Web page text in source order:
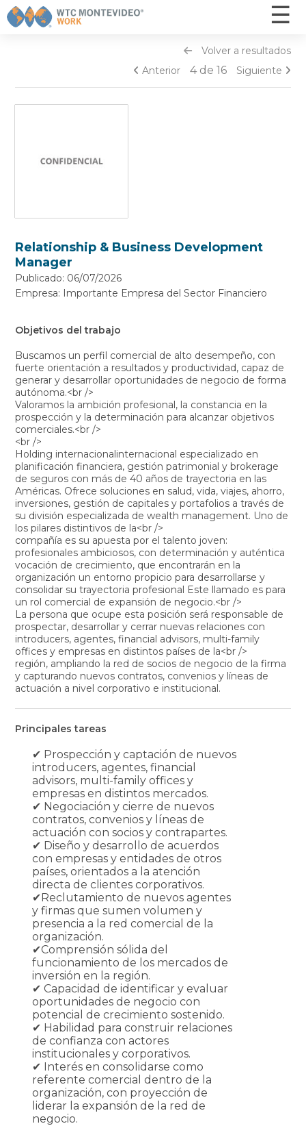
☰
×
Ofertas
¿Cómo funciona? - Postulantes
Otros servicios
Nosotros
Contacto
INGRESAR
Volver a resultados
Anterior
4 de 16 Siguiente
Relationship & Business Development
Manager
Publicado: 06/07/2026
Empresa: Importante Empresa del Sector Financiero
Objetivos del trabajo
Buscamos un perfil comercial de alto desempeño, con
fuerte orientación a resultados y productividad, capaz de
generar y desarrollar oportunidades de negocio de forma
autónoma.<br />
Valoramos la ambición profesional, la constancia en la
prospección y la determinación para alcanzar objetivos
comerciales.<br />
<br />
Holding internacionalinternacional especializado en
planificación financiera, gestión patrimonial y brokerage
de seguros con más de 40 años de trayectoria en las
Américas. Ofrece soluciones en salud, vida, viajes, ahorro,
inversiones, gestión de capitales y portafolios a través de
su división especializada de wealth management. Uno de
los pilares distintivos de la<br />
compañía es su apuesta por el talento joven:
profesionales ambiciosos, con determinación y auténtica
vocación de crecimiento, que encontrarán en la
organización un entorno propicio para desarrollarse y
consolidar su trayectoria profesional Este llamado es para
un rol comercial de expansión de negocio.<br />
La persona que ocupe esta posición será responsable de
prospectar, desarrollar y cerrar nuevas relaciones con
introducers, agentes, financial advisors, multi-family
offices y empresas en distintos países de la<br />
región, ampliando la red de socios de negocio de la firma
y capturando nuevos contratos, convenios y líneas de
actuación a nivel corporativo e institucional.
Principales tareas
✔ Prospección y captación de nuevos
introducers, agentes, financial
advisors, multi-family offices y
empresas en distintos mercados.
✔ Negociación y cierre de nuevos
contratos, convenios y líneas de
actuación con socios y contrapartes.
✔ Diseño y desarrollo de acuerdos
con empresas y entidades de otros
países, orientados a la atención
directa de clientes corporativos.
✔Reclutamiento de nuevos agentes
y firmas que sumen volumen y
presencia a la red comercial de la
organización.
✔Comprensión sólida del
funcionamiento de los mercados de
inversión en la región.
✔ Capacidad de identificar y evaluar
oportunidades de negocio con
potencial de crecimiento sostenido.
✔ Habilidad para construir relaciones
de confianza con actores
institucionales y corporativos.
✔ Interés en consolidarse como
referente comercial dentro de la
organización, con proyección de
liderar la expansión de la red de
negocio.